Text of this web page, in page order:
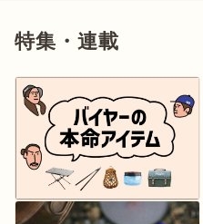
特集・連載